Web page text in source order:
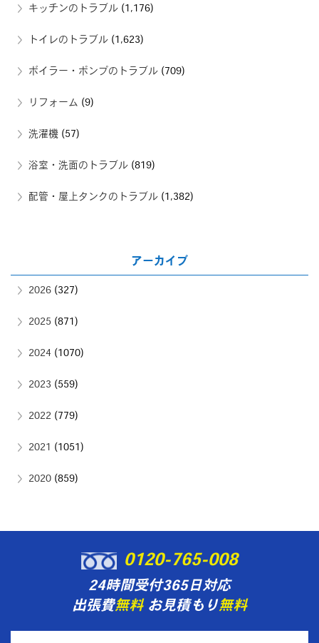
キッチンのトラブル (1,176)
トイレのトラブル (1,623)
ボイラー・ポンプのトラブル (709)
リフォーム (9)
洗濯機 (57)
浴室・洗面のトラブル (819)
配管・屋上タンクのトラブル (1,382)
アーカイブ
2026 (327)
2025 (871)
2024 (1070)
2023 (559)
2022 (779)
2021 (1051)
2020 (859)
0120-765-008
24時間受付365日対応
出張費無料お見積もり無料